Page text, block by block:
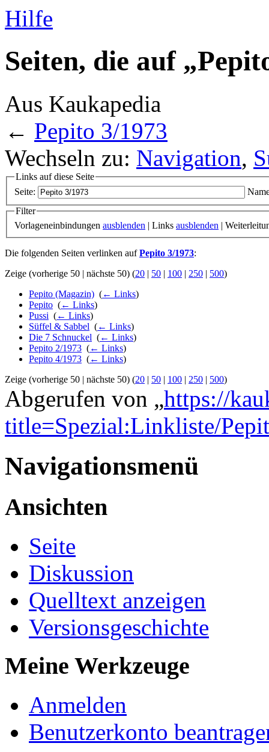
Hilfe
Seiten, die auf
Aus Kaukapedia
← Pepito 3/1973
Wechseln zu: Navigation,
Links auf diese Seite
Seite:
Filter
Vorlageneinbindungen ausblenden | Links ausblenden |
Die folgenden Seiten verlinken aufPepito 3/1973:
Zeige (vorherige 50 | nächste 50) (20 | 50 | 100 | 250 | 500)
Pepito (Magazin) (← Links)
Pepito (← Links)
Pussi (← Links)
Süffel & Sabbel (← Links)
Die 7 Schnuckel (← Links)
Pepito 2/1973 (← Links)
Pepito 4/1973 (← Links)
Zeige (vorherige 50 | nächste 50) (20 | 50 | 100 | 250 | 500)
Abgerufen von „https://
title=Spezial:Linkliste/
Navigationsmenü
Ansichten
Seite
Diskussion
Quelltext anzeigen
Versionsgeschichte
Meine Werkzeuge
Anmelden
Benutzerkonto